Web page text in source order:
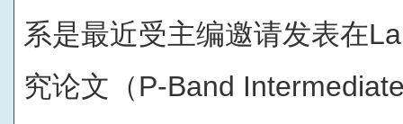
系是最近受主编邀请发表在
究论文（P-Band